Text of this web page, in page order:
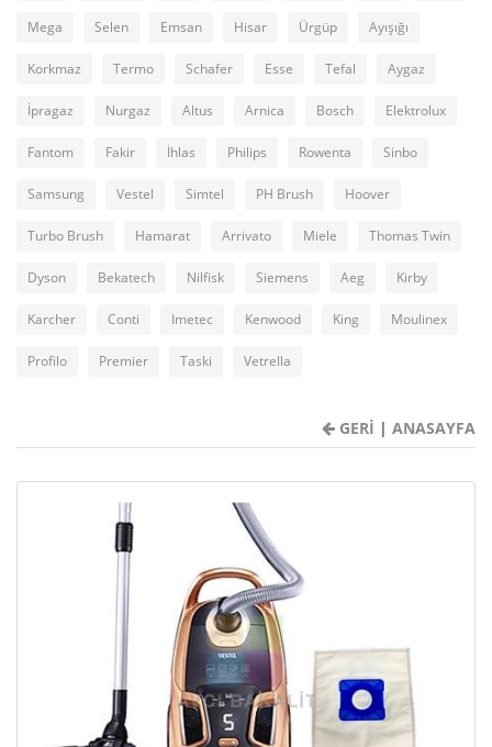
Mega Selen Emsan Hisar Ürgüp Ayışığı
Korkmaz Termo Schafer Esse Tefal Aygaz
İpragaz Nurgaz Altus Arnica Bosch Elektrolux
Fantom Fakir İhlas Philips Rowenta Sinbo
Samsung Vestel Simtel PH Brush Hoover
Turbo Brush Hamarat Arrivato Miele Thomas Twin
Dyson Bekatech Nilfisk Siemens Aeg Kirby
Karcher Conti Imetec Kenwood King Moulinex
Profilo Premier Taski Vetrella
GERİ | ANASAYFA